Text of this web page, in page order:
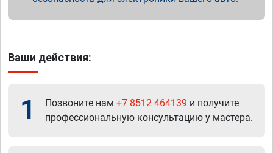
Ваши действия:
1 Позвоните нам +7 8512 464139 и получите
профессиональную консультацию у мастера.